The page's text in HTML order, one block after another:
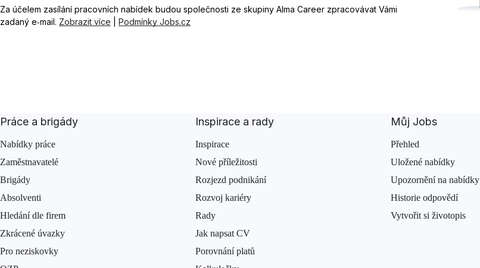
Za účelem zasílání pracovních nabídek budou společnosti ze skupiny Alma Career zpracovávat Vámi
zadaný e‑mail. Zobrazit více Podmínky Jobs.cz
Práce a brigády
Nabídky práce
Zaměstnavatelé
Brigády
Absolventi
Hledání dle firem
Zkrácené úvazky
Pro neziskovky
Inspirace a rady
Inspirace
Nové příležitosti
Rozjezd podnikání
Rozvoj kariéry
Rady
Jak napsat CV
Porovnání platů
Můj Jobs
Přehled
Uložené nabídky
Upozornění na nabídky
Historie odpovědí
Vytvořit si životopis